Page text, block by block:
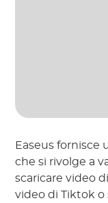
Easeus fornisce
che si rivolge a
scaricare video
video di Tiktok o